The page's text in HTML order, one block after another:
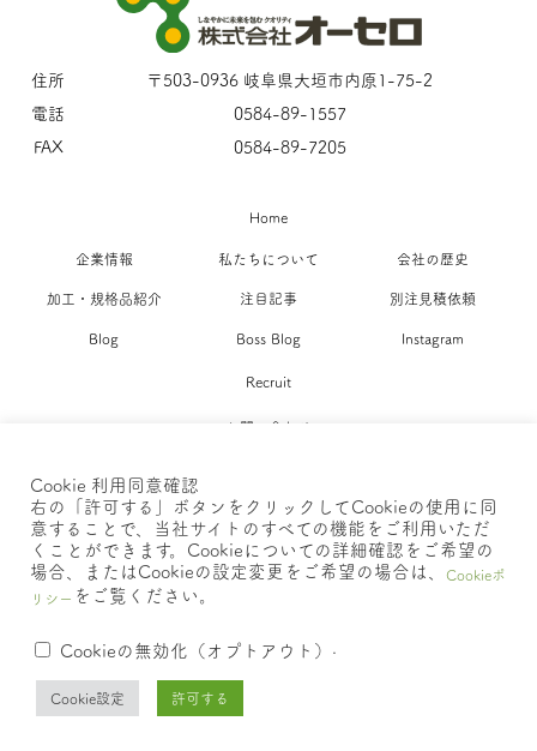
住所
〒503-0936 岐阜県大垣市内原1-75-2
電話
0584-89-1557
FAX
0584-89-7205
Home
企業情報 私たちについて 会社の歴史
加工・規格品紹介 注目記事 別注見積依頼
Blog Boss Blog Instagram
Recruit
お問い合わせ
Copyright © 2022 o-cello Inc. All Rights Reserved.
Cookie 利用同意確認
右の「許可する」ボタンをクリックしてCookieの使用に同
意することで、当社サイトのすべての機能をご利用いただ
くことができます。Cookieについての詳細確認をご希望の
場合、またはCookieの設定変更をご希望の場合は、
Cookieポ
リシー をご覧ください。
Cookieの無効化（オプトアウト） .
Cookie設定 許可する